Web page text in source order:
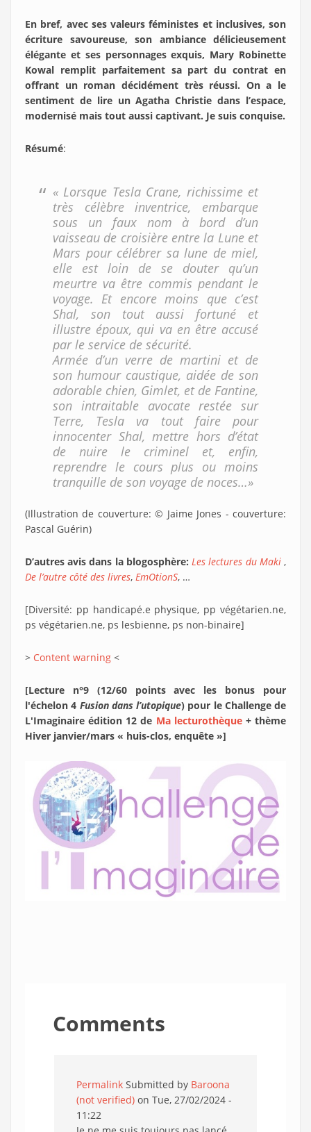
En bref, avec ses valeurs féministes et inclusives, son
écriture savoureuse, son ambiance délicieusement
élégante et ses personnages exquis, Mary Robinette
Kowal remplit parfaitement sa part du contrat en
offrant un roman décidément très réussi. On a le
sentiment de lire un Agatha Christie dans l’espace,
modernisé mais tout aussi captivant. Je suis conquise.
Résumé:
« Lorsque Tesla Crane, richissime et
très célèbre inventrice, embarque
sous un faux nom à bord d’un
vaisseau de croisière entre la Lune et
Mars pour célébrer sa lune de miel,
elle est loin de se douter qu’un
meurtre va être commis pendant le
voyage. Et encore moins que c’est
Shal, son tout aussi fortuné et
illustre époux, qui va en être accusé
par le service de sécurité.
Armée d’un verre de martini et de
son humour caustique, aidée de son
adorable chien, Gimlet, et de Fantine,
son intraitable avocate restée sur
Terre, Tesla va tout faire pour
innocenter Shal, mettre hors d’état
de nuire le criminel et, enfin,
reprendre le cours plus ou moins
tranquille de son voyage de noces…»
(Illustration de couverture: © Jaime Jones - couverture:
Pascal Guérin)
D’autres avis dans la blogosphère: Les lectures du Maki,
De l’autre côté des livres, EmOtionS, …
[Diversité: pp handicapé.e physique, pp végétarien.ne,
ps végétarien.ne, ps lesbienne, ps non-binaire]
> Content warning <
[Lecture n°9 (12/60 points avec les bonus pour
l'échelon 4 Fusion dans l’utopique) pour le Challenge de
L'Imaginaire édition 12 de Ma lecturothèque+ thème
Hiver janvier/mars « huis-clos, enquête »]
Comments
Permalink Submitted by Baroona
(not verified) on Tue, 27/02/2024 -
11:22